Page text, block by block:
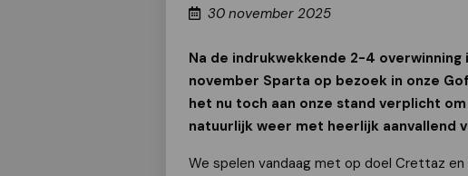
30 november 2025
Na de indrukwekkende 2-4
november Sparta op bezoek in onze
het nu toch aan onze stand verplicht
natuurlijk weer met heerlijk aanvallend
We spelen vandaag met op doel Crettaz